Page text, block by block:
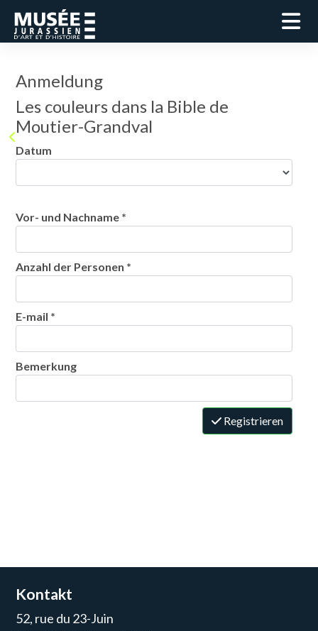
Anmeldung
Les couleurs dans la Bible de
Moutier-Grandval
Datum
Vor- und Nachname *
Anzahl der Personen *
E-mail *
Bemerkung
Registrieren
Kontakt
52, rue du 23-Juin